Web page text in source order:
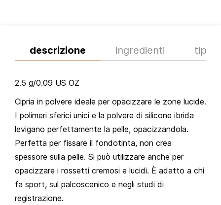
descrizione ingredienti tips
2.5 g/0.09 US OZ
Cipria in polvere ideale per opacizzare le zone lucide.
I polimeri sferici unici e la polvere di silicone ibrida
levigano perfettamente la pelle, opacizzandola.
Perfetta per fissare il fondotinta, non crea
spessore sulla pelle. Si può utilizzare anche per
opacizzare i rossetti cremosi e lucidi. È adatto a chi
fa sport, sul palcoscenico e negli studi di
registrazione.